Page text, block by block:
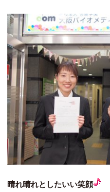
晴れ晴れとしたいい笑顔